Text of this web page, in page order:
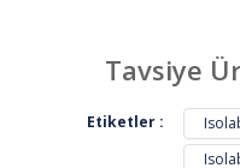
Ürün
Ürün
Tavsiye
Etiketler :